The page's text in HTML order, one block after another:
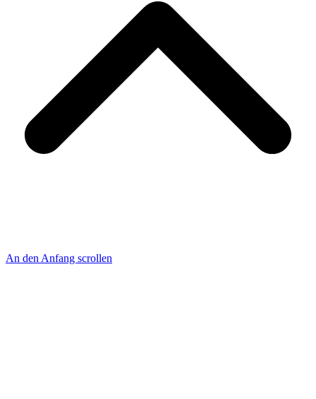
An den Anfang scrollen